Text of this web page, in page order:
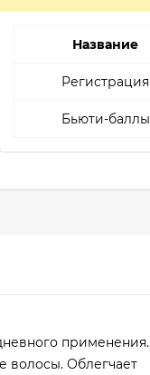
Название
Регистрация
Бьюти-баллы
применения.
волосы. Облегчает